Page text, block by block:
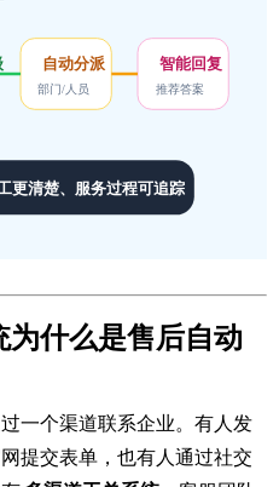
为什么是售后自动
一个渠道联系企业。有人发
提交表单，也有人通过社交